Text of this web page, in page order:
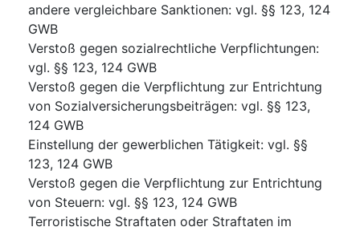
andere vergleichbare Sanktionen: vgl. §§ 123, 124
GWB
Verstoß gegen sozialrechtliche Verpflichtungen:
vgl. §§ 123, 124 GWB
Verstoß gegen die Verpflichtung zur Entrichtung
von Sozialversicherungsbeiträgen: vgl. §§ 123,
124 GWB
Einstellung der gewerblichen Tätigkeit: vgl. §§
123, 124 GWB
Verstoß gegen die Verpflichtung zur Entrichtung
von Steuern: vgl. §§ 123, 124 GWB
Terroristische Straftaten oder Straftaten im